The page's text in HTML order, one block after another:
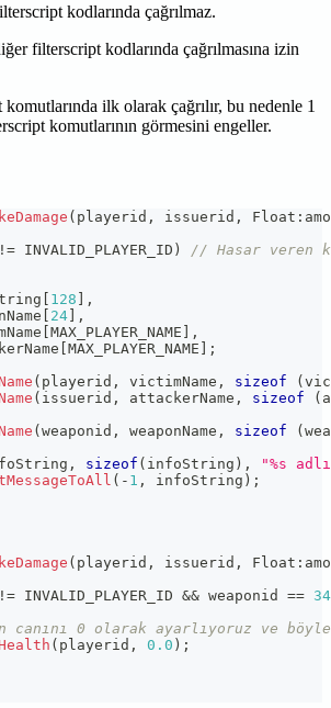
kodlarında çağrılmaz.
filterscript kodlarında çağrılmasına izin
ilk olarak çağrılır, bu nedenle 1
komutlarının görmesini engeller.
( playerid , issuerid , Float :
!= INVALID_PLAYER_ID )
// Hasar veren
128
,
24
,
MAX_PLAYER_NAME
,
MAX_PLAYER_NAME
;
( playerid , victimName , sizeof (
( issuerid , attackerName , sizeof (
( weaponid , weaponName , sizeof (
, sizeof ( infoString ) ,
"%s
( - 1 , infoString ) ;
( playerid , issuerid , Float :
!= INVALID_PLAYER_ID && weaponid == 34
0 olarak ayarlıyoruz ve
( playerid , 0.0 ) ;